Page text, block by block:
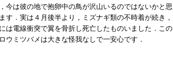
今は彼の地で抱卵中の鳥が沢山いるのではないかと思
す．実は４月後半より，ミズナギ類の不時着が続き，
は電線衝突で翼を骨折し死亡したものいました．この
ウミツバメは大きな怪我なしで一安心です．